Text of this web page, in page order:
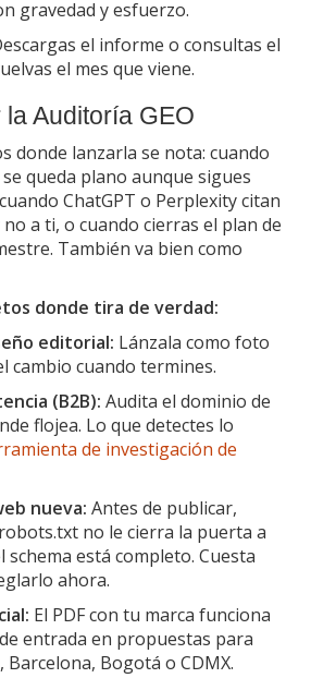
gravedad y esfuerzo.
el informe o consultas el
el mes que viene.
Auditoría GEO
donde lanzarla se nota: cuando
queda plano aunque sigues
ChatGPT o Perplexity citan
a ti, o cuando cierras el plan de
También va bien como
donde tira de verdad:
editorial: Lánzala como foto
cambio cuando termines.
(B2B): Audita el dominio de
flojea. Lo que detectes lo
de investigación de
nueva: Antes de publicar,
no le cierra la puerta a
schema está completo. Cuesta
ahora.
El PDF con tu marca funciona
entrada en propuestas para
Bogotá o CDMX.